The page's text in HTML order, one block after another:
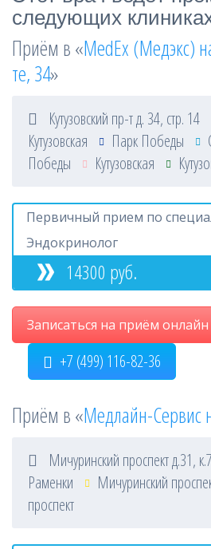
следующих
Приём в «MedEx (Медэкс)
те, 34»
Кутузовский пр-т д. 34, стр. 14
Кутузовская
Парк Победы
Победы
Кутузовская
Первичный прием по
Эндокринолог
14300 руб.
Записаться на приём онлайн
+7 (499) 116-82-36
Приём в «Медлайн-Сервис
Мичуринский проспект д.31, к.7
Раменки
Мичуринский
проспект